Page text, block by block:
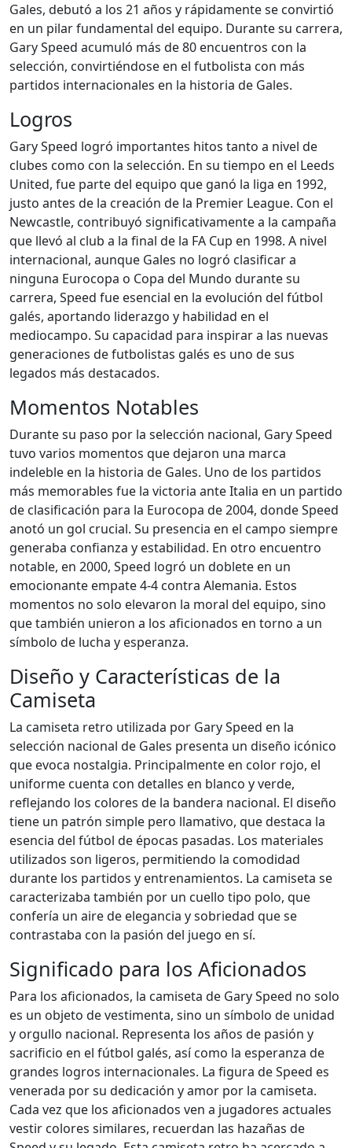
Gales, debutó a los 21 años y rápidamente se convirtió
en un pilar fundamental del equipo. Durante su carrera,
Gary Speed acumuló más de 80 encuentros con la
selección, convirtiéndose en el futbolista con más
partidos internacionales en la historia de Gales.
Logros
Gary Speed logró importantes hitos tanto a nivel de
clubes como con la selección. En su tiempo en el Leeds
United, fue parte del equipo que ganó la liga en 1992,
justo antes de la creación de la Premier League. Con el
Newcastle, contribuyó significativamente a la campaña
que llevó al club a la final de la FA Cup en 1998. A nivel
internacional, aunque Gales no logró clasificar a
ninguna Eurocopa o Copa del Mundo durante su
carrera, Speed fue esencial en la evolución del fútbol
galés, aportando liderazgo y habilidad en el
mediocampo. Su capacidad para inspirar a las nuevas
generaciones de futbolistas galés es uno de sus
legados más destacados.
Momentos Notables
Durante su paso por la selección nacional, Gary Speed
tuvo varios momentos que dejaron una marca
indeleble en la historia de Gales. Uno de los partidos
más memorables fue la victoria ante Italia en un partido
de clasificación para la Eurocopa de 2004, donde Speed
anotó un gol crucial. Su presencia en el campo siempre
generaba confianza y estabilidad. En otro encuentro
notable, en 2000, Speed logró un doblete en un
emocionante empate 4-4 contra Alemania. Estos
momentos no solo elevaron la moral del equipo, sino
que también unieron a los aficionados en torno a un
símbolo de lucha y esperanza.
Diseño y Características de la
Camiseta
La camiseta retro utilizada por Gary Speed en la
selección nacional de Gales presenta un diseño icónico
que evoca nostalgia. Principalmente en color rojo, el
uniforme cuenta con detalles en blanco y verde,
reflejando los colores de la bandera nacional. El diseño
tiene un patrón simple pero llamativo, que destaca la
esencia del fútbol de épocas pasadas. Los materiales
utilizados son ligeros, permitiendo la comodidad
durante los partidos y entrenamientos. La camiseta se
caracterizaba también por un cuello tipo polo, que
confería un aire de elegancia y sobriedad que se
contrastaba con la pasión del juego en sí.
Significado para los Aficionados
Para los aficionados, la camiseta de Gary Speed no solo
es un objeto de vestimenta, sino un símbolo de unidad
y orgullo nacional. Representa los años de pasión y
sacrificio en el fútbol galés, así como la esperanza de
grandes logros internacionales. La figura de Speed es
venerada por su dedicación y amor por la camiseta.
Cada vez que los aficionados ven a jugadores actuales
vestir colores similares, recuerdan las hazañas de